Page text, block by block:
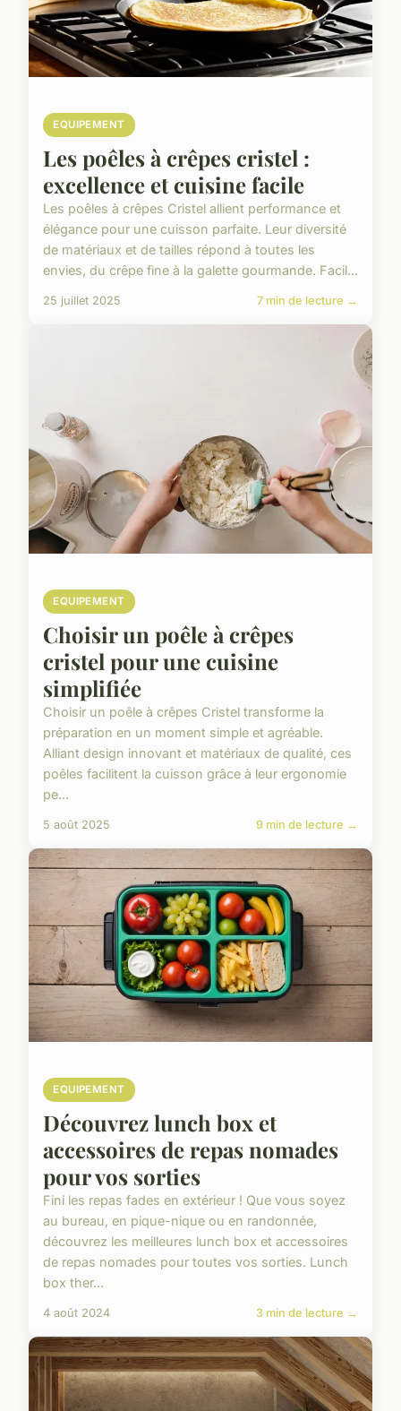
EQUIPEMENT
Les poêles à crêpes cristel :
excellence et cuisine facile
Les poêles à crêpes Cristel allient performance et
élégance pour une cuisson parfaite. Leur diversité
de matériaux et de tailles répond à toutes les
envies, du crêpe fine à la galette gourmande. Facil...
25 juillet 2025 7 min de lecture →
EQUIPEMENT
Choisir un poêle à crêpes
cristel pour une cuisine
simplifiée
Choisir un poêle à crêpes Cristel transforme la
préparation en un moment simple et agréable.
Alliant design innovant et matériaux de qualité, ces
poêles facilitent la cuisson grâce à leur ergonomie
pe...
5 août 2025 9 min de lecture →
EQUIPEMENT
Découvrez lunch box et
accessoires de repas nomades
pour vos sorties
Fini les repas fades en extérieur ! Que vous soyez
au bureau, en pique-nique ou en randonnée,
découvrez les meilleures lunch box et accessoires
de repas nomades pour toutes vos sorties. Lunch
box ther...
4 août 2024 3 min de lecture →